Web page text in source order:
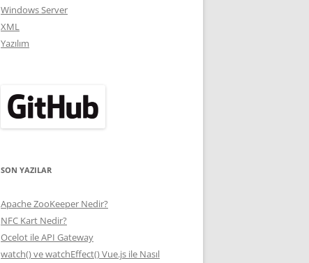
Windows Server
XML
Yazılım
SON YAZILAR
Apache ZooKeeper Nedir?
NFC Kart Nedir?
Ocelot ile API Gateway
watch() ve watchEffect() Vue.js ile Nasıl